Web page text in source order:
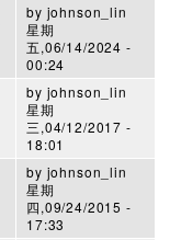
by johnson_lin
星期
五,06/14/2024 -
00:24
by johnson_lin
星期
三,04/12/2017 -
18:01
by johnson_lin
星期
四,09/24/2015 -
17:33